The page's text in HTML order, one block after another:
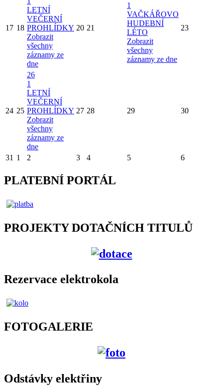
17 18
LETNÍ
VEČERNÍ
PROHLÍDKY
Zobrazit
všechny
záznamy ze
dne
20 21
1
VAČKÁŘOVO
HUDEBNÍ
LÉTO
Zobrazit
všechny
záznamy ze dne
23
24 25
26
1
LETNÍ
VEČERNÍ
PROHLÍDKY
Zobrazit
všechny
záznamy ze
dne
27 28 29 30
31 1 2 3 4 5 6
PLATEBNÍ PORTÁL
PROJEKTY DOTAČNÍCH TITULŮ
Rezervace elektrokola
FOTOGALERIE
Odstávky elektřiny